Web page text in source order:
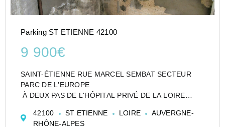
Parking ST ETIENNE 42100
9 900€
SAINT-ÉTIENNE RUE MARCEL SEMBAT SECTEUR
PARC DE L'EUROPE
À DEUX PAS DE L'HÔPITAL PRIVÉ DE LA LOIRE
DANS UN ENSEMBLE DE GARAGES FERMÉ ET
42100 ST ETIENNE LOIRE
AUVERGNE-
RHÔNE-ALPES